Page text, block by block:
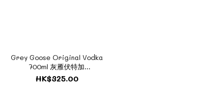
Grey Goose Original Vodka
700ml 灰雁伏特加
《ZTF1185》
HK$325.00